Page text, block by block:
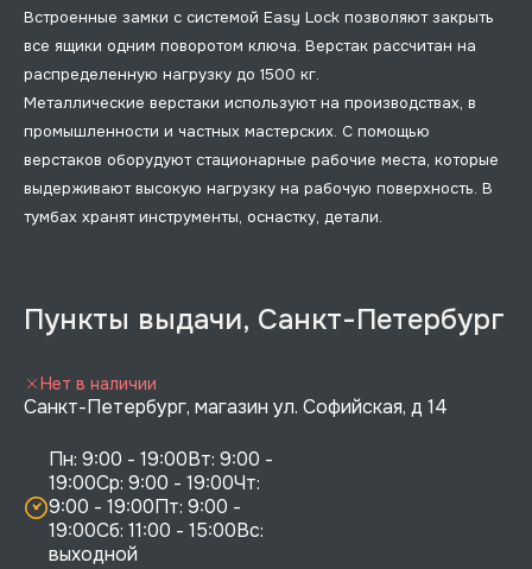
Встроенные замки с системой Easy Lock позволяют закрыть
все ящики одним поворотом ключа. Верстак рассчитан на
распределенную нагрузку до 1500 кг.
Металлические верстаки используют на производствах, в
промышленности и частных мастерских. С помощью
верстаков оборудуют стационарные рабочие места, которые
выдерживают высокую нагрузку на рабочую поверхность. В
тумбах хранят инструменты, оснастку, детали.
Пункты выдачи, Санкт-Петербург
Санкт-Петербург, магазин ул. Софийская, д 14
Пн: 9:00 - 19:00Вт: 9:00 -
19:00Ср: 9:00 - 19:00Чт:
9:00 - 19:00Пт: 9:00 -
19:00Сб: 11:00 - 15:00Вс:
выходной
Нет в наличии